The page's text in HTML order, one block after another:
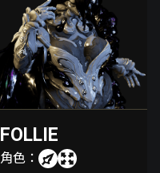
FOLLIE
角色：